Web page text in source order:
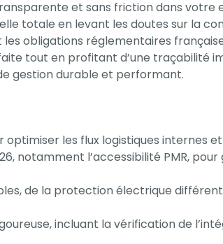
et sans friction dans
totale en levant les doutes sur la
obligations réglementaires
tout en profitant d’une traçabilité
gestion durable et performant.
les flux logistiques internes
notamment l’accessibilité PMR,
de la protection électrique
incluant la vérification de